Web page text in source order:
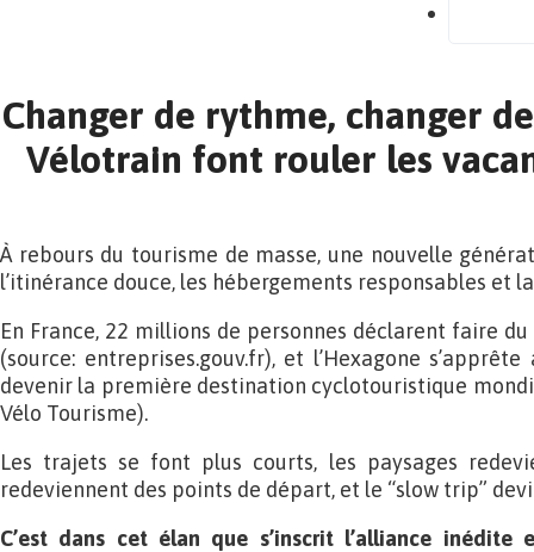
Changer de rythme, changer
Vélotrain font rouler les
À rebours du tourisme de masse, une nouvelle
l’itinérance douce, les hébergements responsables et
En France, 22 millions de personnes déclarent faire
(source: entreprises.gouv.fr), et l’Hexagone
devenir la première destination cyclotouristique
Vélo Tourisme).
Les trajets se font plus courts, les paysages
redeviennent des points de départ, et le “slow trip”
C’est dans cet élan que s’inscrit l’alliance inédite